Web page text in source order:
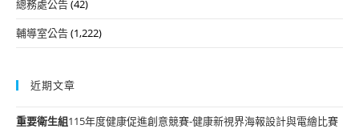
總務處公告(42)
輔導室公告(1,222)
近期文章
重要衛生組115年度健康促進創意競賽-健康新視界海報設計與電繪比賽